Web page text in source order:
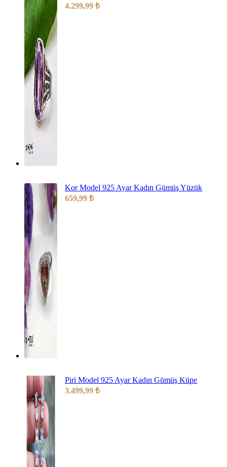
4.299,99 ₺
Kor Model 925 Ayar Kadın Gümüş Yüzük
659,99 ₺
Piri Model 925 Ayar Kadın Gümüş Küpe
3.499,99 ₺